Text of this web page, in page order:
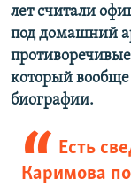
лет считали
под домашний
который
биографии.
Есть
Каримова